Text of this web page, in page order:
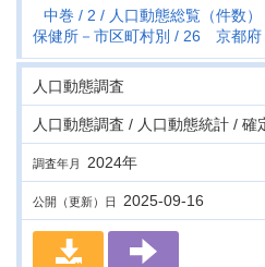
中巻 2
人口動態総覧（件数
保健所－市区町村別
26 京都府
人口動態調査
人口動態調査 / 人口動態統計 / 確
調査年月 2024年
公開（更新）日 2025-09-16